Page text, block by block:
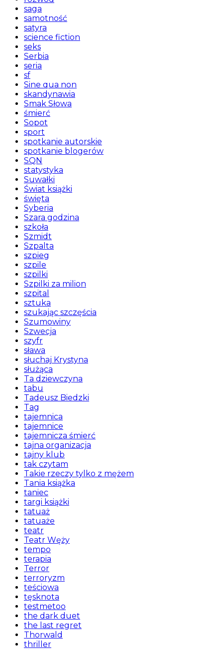
saga
samotność
satyra
science fiction
seks
Serbia
seria
sf
Sine qua non
skandynawia
Smak Słowa
śmierć
Sopot
sport
spotkanie autorskie
spotkanie blogerów
SQN
statystyka
Suwałki
Świat książki
święta
Syberia
Szara godzina
szkoła
Szmidt
Szpalta
szpieg
szpile
szpilki
Szpilki za milion
szpital
sztuka
szukając szczęścia
Szumowiny
Szwecja
szyfr
sława
słuchaj Krystyna
służąca
Ta dziewczyna
tabu
Tadeusz Biedzki
Tag
tajemnica
tajemnice
tajemnicza śmierć
tajna organizacja
tajny klub
tak czytam
Takie rzeczy tylko z mężem
Tania książka
taniec
targi książki
tatuaż
tatuaże
teatr
Teatr Węży
tempo
terapia
Terror
terroryzm
teściowa
tęsknota
testmetoo
the dark duet
the last regret
Thorwald
thriller